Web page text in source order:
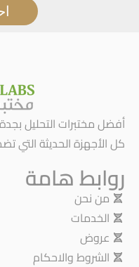
أفضل مختبرات التحليل
كل الأجهزة الحديثة التي
روابط هامة
من نحن
الخدمات
عروض
الشروط والاحكام